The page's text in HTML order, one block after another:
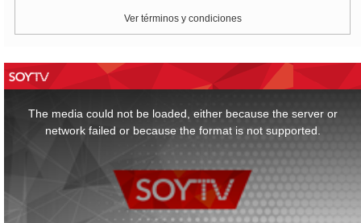
Ver términos y condiciones
The media could not be loaded, either because the server or
network failed or because the format is not supported.